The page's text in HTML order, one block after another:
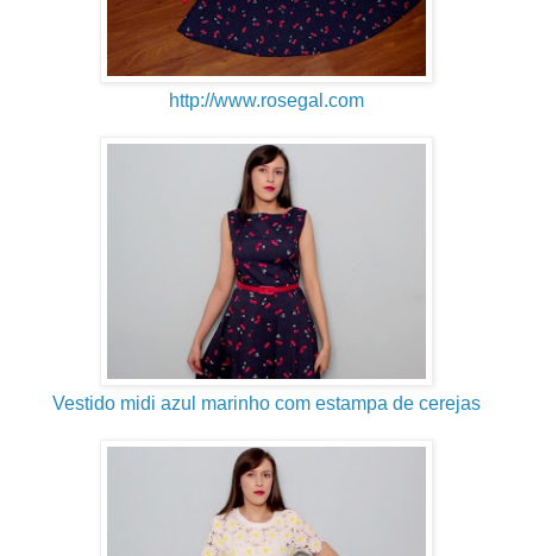
http://www.rosegal.com
Vestido midi azul marinho com estampa de cerejas